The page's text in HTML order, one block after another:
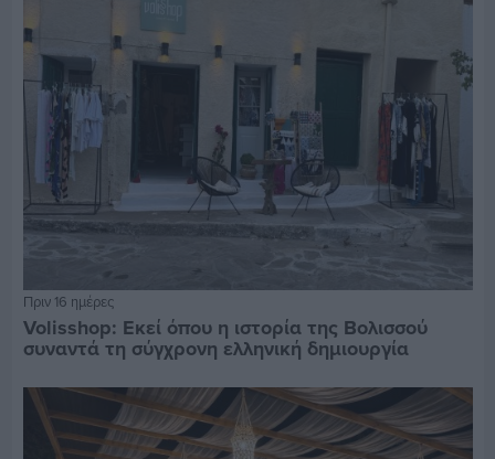
Πριν 16 ημέρες
Volisshop: Εκεί όπου η ιστορία της Βολισσού
συναντά τη σύγχρονη ελληνική δημιουργία